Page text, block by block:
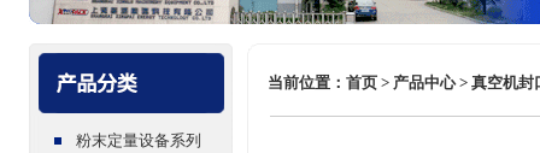
当前位置：首页 > 产品中心 > 真空机
粉末定量设备系列